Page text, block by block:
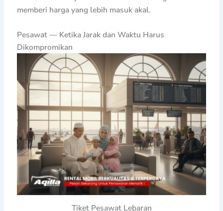
memberi harga yang lebih masuk akal.
Pesawat — Ketika Jarak dan Waktu Harus
Dikompromikan
Tiket Pesawat Lebaran